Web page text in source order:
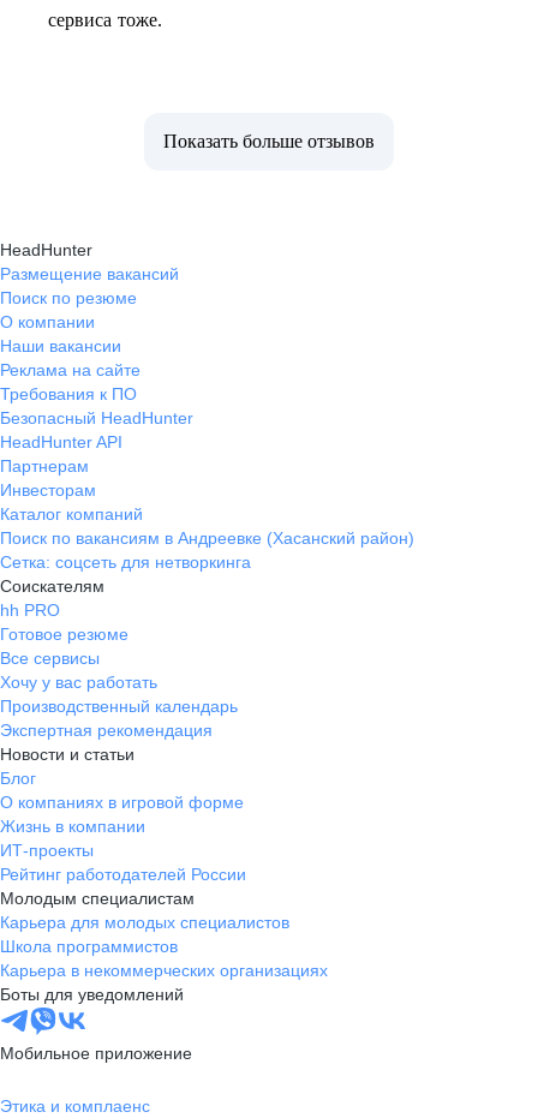
сервиса тоже.
Показать больше отзывов
HeadHunter
Размещение вакансий
Поиск по резюме
О компании
Наши вакансии
Реклама на сайте
Требования к ПО
Безопасный HeadHunter
HeadHunter API
Партнерам
Инвесторам
Каталог компаний
Поиск по вакансиям в Андреевке (Хасанский район)
Сетка: соцсеть для нетворкинга
Соискателям
hh PRO
Готовое резюме
Все сервисы
Хочу у вас работать
Производственный календарь
Экспертная рекомендация
Новости и статьи
Блог
О компаниях в игровой форме
Жизнь в компании
ИТ-проекты
Рейтинг работодателей России
Молодым специалистам
Карьера для молодых специалистов
Школа программистов
Карьера в некоммерческих организациях
Боты для уведомлений
Мобильное приложение
Этика и комплаенс